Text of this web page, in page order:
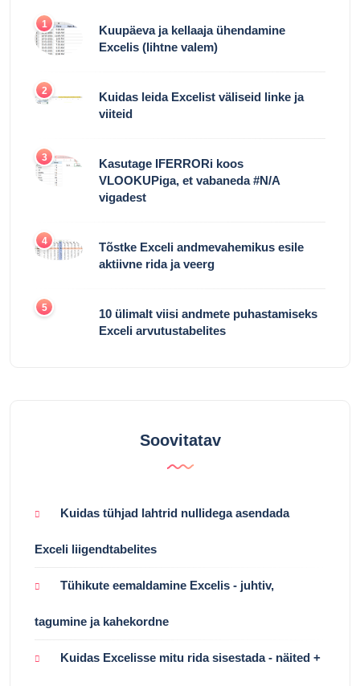
1
Kuupäeva ja kellaaja ühendamine
Excelis (lihtne valem)
2
Kuidas leida Excelist väliseid linke ja
viiteid
3
Kasutage IFERRORi koos
VLOOKUPiga, et vabaneda #N/A
vigadest
4
Tõstke Exceli andmevahemikus esile
aktiivne rida ja veerg
5
10 ülimalt viisi andmete puhastamiseks
Exceli arvutustabelites
Soovitatav
Kuidas tühjad lahtrid nullidega asendada
Exceli liigendtabelites
Tühikute eemaldamine Excelis - juhtiv,
tagumine ja kahekordne
Kuidas Excelisse mitu rida sisestada - näited +